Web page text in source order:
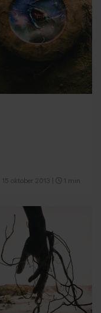
15 oktober 2013 1 min